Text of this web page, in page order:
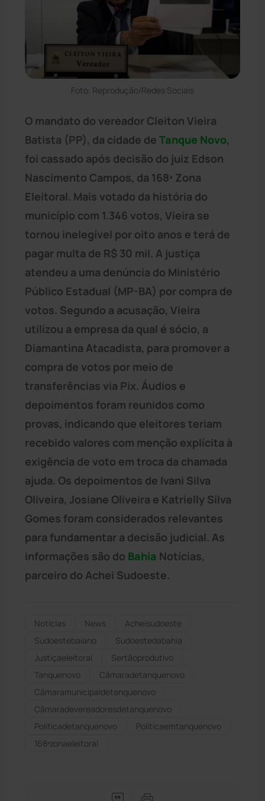
Foto: Reprodução/Redes Sociais
O mandato do vereador Cleiton Vieira
Batista (PP), da cidade de Tanque Novo,
foi cassado após decisão do juiz Edson
Nascimento Campos, da 168ª Zona
Eleitoral. Mais votado da história do
município com 1.346 votos, Vieira se
tornou inelegível por oito anos e terá de
pagar multa de R$ 30 mil. A justiça
atendeu a uma denúncia do Ministério
Público Estadual (MP-BA) por compra de
votos. Segundo a acusação, Vieira
utilizou a empresa da qual é sócio, a
Diamantina Atacadista, para promover a
compra de votos por meio de
transferências via Pix. Áudios e
depoimentos foram reunidos como
provas, indicando que eleitores teriam
recebido valores com menção explícita à
exigência de voto em troca da chamada
ajuda. Os depoimentos de Ivani Silva
Oliveira, Josiane Oliveira e Katrielly Silva
Gomes foram considerados relevantes
para fundamentar a decisão judicial. As
informações são do Bahia Notícias,
parceiro do Achei Sudoeste.
Notícias News
Acheisudoeste
Sudoestebaiano
Sudoestedabahia
Justiçaeleitoral
Sertãoprodutivo
Tanquenovo
Câmaradetanquenovo
Câmaramunicipaldetanquenovo
Câmaradevereadoresdetanquenovo
Políticadetanquenovo
Políticaemtanquenovo
168ªzonaeleitoral